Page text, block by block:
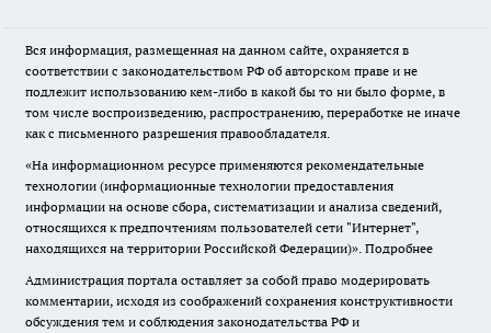
Вся информация, размещенная на данном сайте, охраняется в
соответствии с законодательством РФ об авторском праве и не
подлежит использованию кем-либо в какой бы то ни было форме, в
том числе воспроизведению, распространению, переработке не иначе
как с письменного разрешения правообладателя.
«На информационном ресурсе применяются рекомендательные
технологии (информационные технологии предоставления
информации на основе сбора, систематизации и анализа сведений,
относящихся к предпочтениям пользователей сети "Интернет",
находящихся на территории Российской Федерации)». Подробнее
Администрация портала оставляет за собой право модерировать
комментарии, исходя из соображений сохранения конструктивности
обсуждения тем и соблюдения законодательства РФ и